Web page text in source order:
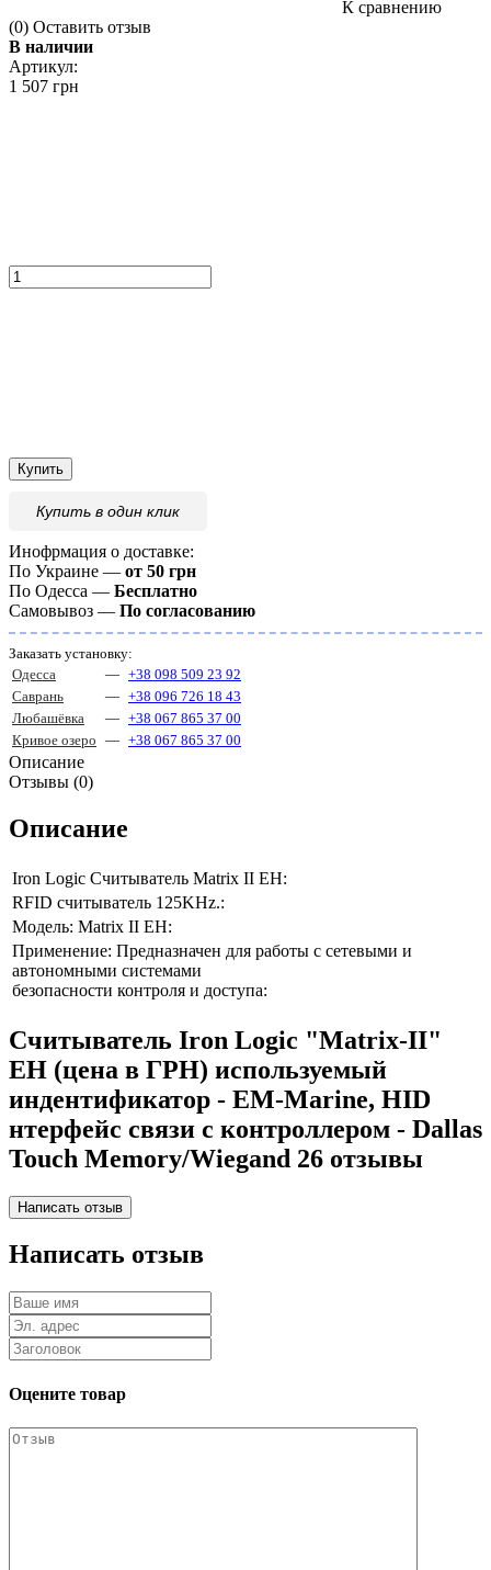
К сравнению
(0) Оставить отзыв
В наличии
Артикул:
1 507 грн
Купить
Купить в один клик
Инофрмация о доставке:
По Украине — от 50 грн
По Одесса — Бесплатно
Самовывоз — По согласованию
Заказать установку:
Одесса
— +38 098 509 23 92
Саврань
— +38 096 726 18 43
Любашёвка
— +38 067 865 37 00
Кривое озеро — +38 067 865 37 00
Описание
Отзывы (0)
Описание
Iron Logic Считыватель Matrix II EH:
RFID считыватель 125KHz.:
Модель: Matrix II EH:
Применение: Предназначен для работы с сетевыми и
автономными системами
безопасности контроля и доступа:
Считыватель Iron Logic "Matrix-II"
EH (цена в ГРН) используемый
индентификатор - EM-Marine, HID
нтерфейс связи с контроллером - Dallas
Touch Memory/Wiegand 26 отзывы
Написать отзыв
Оцените товар